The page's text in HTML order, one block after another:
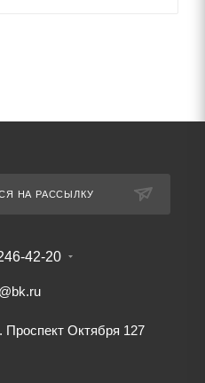
НА РАССЫЛКУ
42-20
Проспект Октября 127